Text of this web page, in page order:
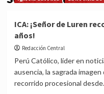
ICA: ¡Señor de Luren
años!
Redacción Central
Perú Católico, líder en
ausencia, la sagrada
recorrido procesional